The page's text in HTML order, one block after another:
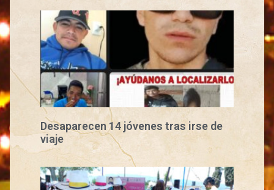
Desaparecen 14 jóvenes tras irse de
viaje